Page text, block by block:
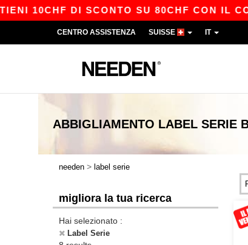
10CHF DI SCONTO SU 80CHF CON IL
CENTRO ASSISTENZA SUISSE IT
ABBIGLIAMENTO LABEL SERIE
needen > label serie
migliora la tua ricerca
Hai selezionato :
Label Serie